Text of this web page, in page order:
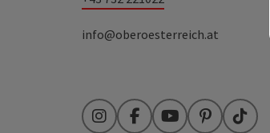
info@oberoesterreich.at
InstagramFacebookYouTubePinterest
TikTok